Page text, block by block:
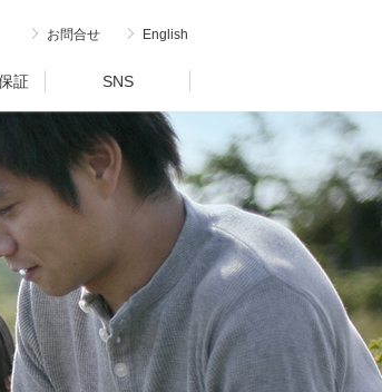
証 SNS
お問合せ English